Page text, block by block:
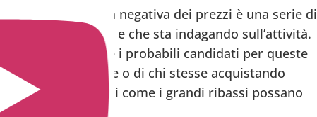
impennata negativa dei prezzi è una serie di
della notte e che sta indagando sull’attività.
emerse come i probabili candidati per queste
esattamente o di chi stesse acquistando
un esempio di come i grandi ribassi possano